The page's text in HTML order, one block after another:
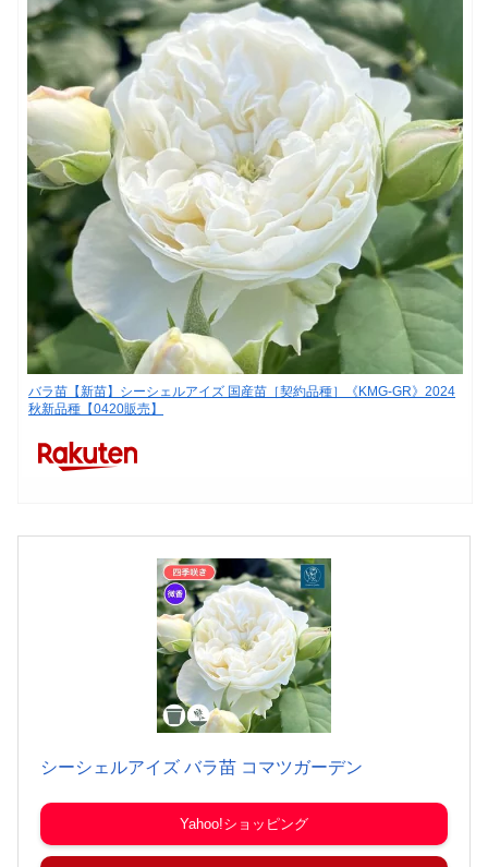
バラ苗【新苗】シーシェルアイズ 国産苗［契約品種］《KMG-GR》2024
秋新品種【0420販売】
シーシェルアイズ バラ苗 コマツガーデン
Yahoo!ショッピング